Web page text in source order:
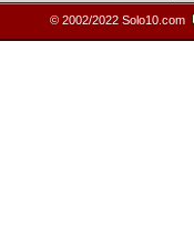
© 2002/2022 Solo10.com